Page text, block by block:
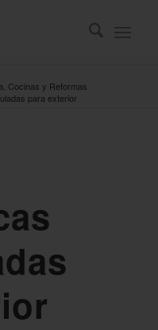
Cocinas y Reformas
para exterior